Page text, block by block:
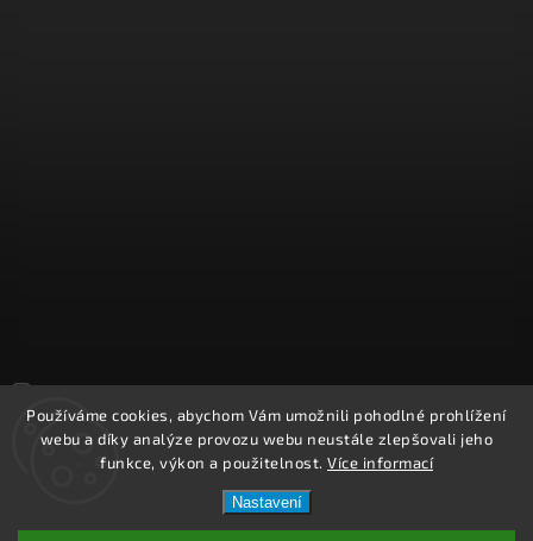
Používáme cookies, abychom Vám umožnili pohodlné prohlížení
webu a díky analýze provozu webu neustále zlepšovali jeho
funkce, výkon a použitelnost. Více informací
Nastavení
Copyright 2026REPROOBCHOD.cz. Všechna práva vyhrazena.
Upravit nastavení cookies
Shoptet